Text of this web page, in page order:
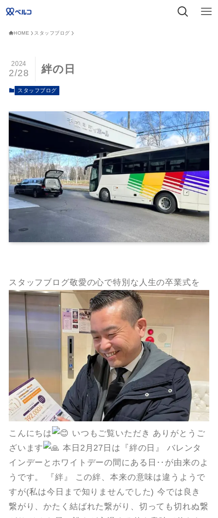
HOME スタッフブログ
絆の日
2024
2/28
スタッフブログ
スタッフブログ敬愛の心で特別な人生の卒業式を
こんにちは
いつもご覧いただき ありがとうご
ざいます
本日2月27日は『絆の日』 バレンタ
インデーとホワイトデーの間にある日‥が由来のよ
うです。 『絆』 この絆、本来の意味は違うようで
すが(私は今日まで知りませんでした) 今では良き
繋がり、かたく結ばれた繋がり、切っても切れぬ繋